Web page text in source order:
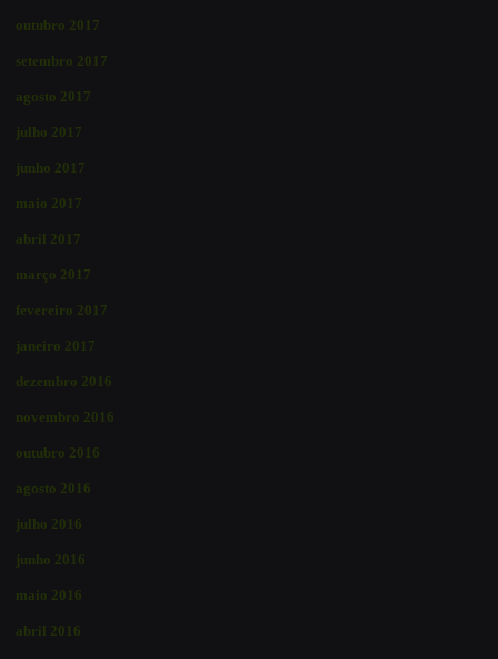
outubro 2017
setembro 2017
agosto 2017
julho 2017
junho 2017
maio 2017
abril 2017
março 2017
fevereiro 2017
janeiro 2017
dezembro 2016
novembro 2016
outubro 2016
agosto 2016
julho 2016
junho 2016
maio 2016
abril 2016